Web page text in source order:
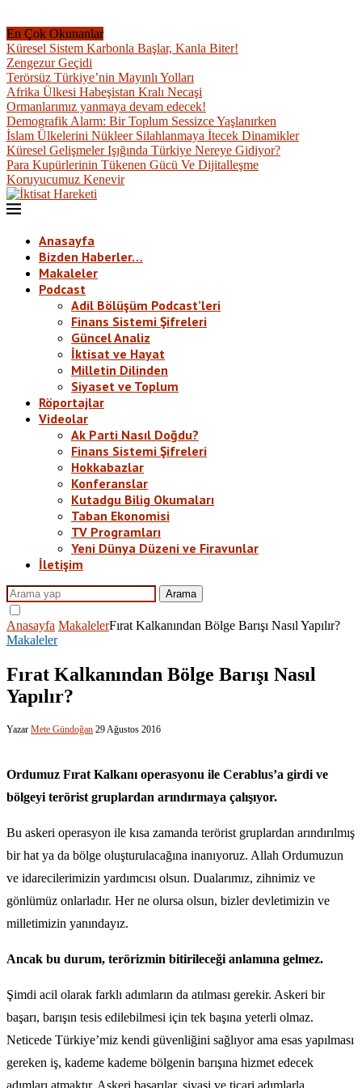
En Çok Okunanlar
Küresel Sistem Karbonla Başlar, Kanla Biter!
Zengezur Geçidi
Terörsüz Türkiye’nin Mayınlı Yolları
Afrika Ülkesi Habeşistan Kralı Necaşi
Ormanlarımız yanmaya devam edecek!
Demografik Alarm: Bir Toplum Sessizce Yaşlanırken
İslam Ülkelerini Nükleer Silahlanmaya İtecek Dinamikler
Küresel Gelişmeler Işığında Türkiye Nereye Gidiyor?
Para Kupürlerinin Tükenen Gücü Ve Dijitalleşme
Koruyucumuz Kenevir
Anasayfa
Bizden Haberler…
Makaleler
Podcast
Adil Bölüşüm Podcast’leri
Finans Sistemi Şifreleri
Güncel Analiz
İktisat ve Hayat
Milletin Dilinden
Siyaset ve Toplum
Röportajlar
Videolar
Ak Parti Nasıl Doğdu?
Finans Sistemi Şifreleri
Hokkabazlar
Konferanslar
Kutadgu Bilig Okumaları
Taban Ekonomisi
TV Programları
Yeni Dünya Düzeni ve Firavunlar
İletişim
Arama
Anasayfa MakalelerFırat Kalkanından Bölge Barışı Nasıl Yapılır?
Makaleler
Fırat Kalkanından Bölge Barışı Nasıl
Yapılır?
Yazar Mete Gündoğan 29 Ağustos 2016
Ordumuz Fırat Kalkanı operasyonu ile Cerablus’a girdi ve
bölgeyi terörist gruplardan arındırmaya çalışıyor.
Bu askeri operasyon ile kısa zamanda terörist gruplardan arındırılmış
bir hat ya da bölge oluşturulacağına inanıyoruz. Allah Ordumuzun
ve idarecilerimizin yardımcısı olsun. Dualarımız, zihnimiz ve
gönlümüz onlarladır. Her ne olursa olsun, bizler devletimizin ve
milletimizin yanındayız.
Ancak bu durum, terörizmin bitirileceği anlamına gelmez.
Şimdi acil olarak farklı adımların da atılması gerekir. Askeri bir
başarı, barışın tesis edilebilmesi için tek başına yeterli olmaz.
Neticede Türkiye’miz kendi güvenliğini sağlıyor ama esas yapılması
gereken iş, kademe kademe bölgenin barışına hizmet edecek
adımları atmaktır. Askeri başarılar, siyasi ve ticari adımlarla